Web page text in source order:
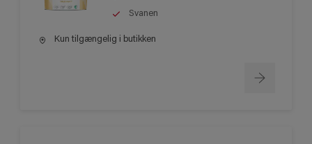
Svanen
Kun tilgængelig i butikken